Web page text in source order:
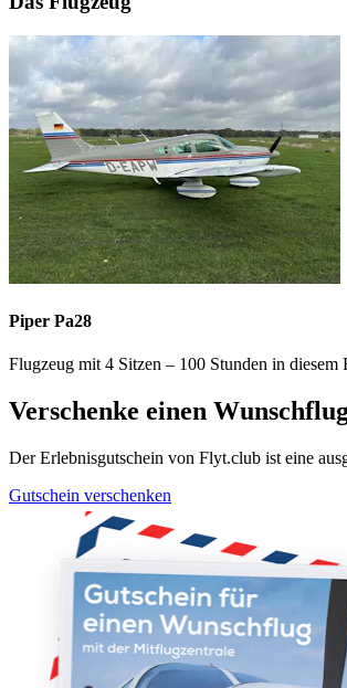
Piper Pa28
Flugzeug mit 4 Sitzen – 100 Stunden in diesem
Verschenke einen
Der Erlebnisgutschein von Flyt.club ist eine
Gutschein verschenken